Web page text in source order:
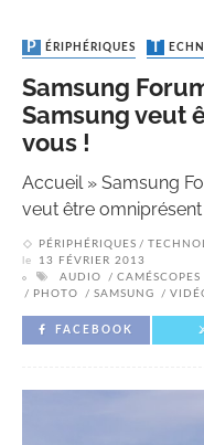
PÉRIPHÉRIQUES
Samsung
Samsung veut
vous !
Accueil» Samsung
veut être
PÉRIPHÉRIQUES
le
13 FÉVRIER 2013
AUDIO
CAMÉSCOPES
PHOTO
SAMSUNG
FACEBOOK